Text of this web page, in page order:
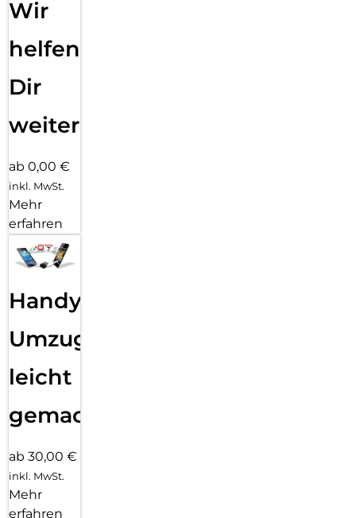
Wir
helfen
Dir
weiter
ab 0,00 €
inkl. MwSt.
Mehr
erfahren
Handy
Umzug
leicht
gemacht!
ab 30,00 €
inkl. MwSt.
Mehr
erfahren